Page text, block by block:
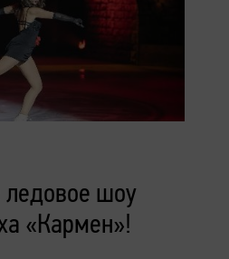
ледовое шоу
«Кармен»!